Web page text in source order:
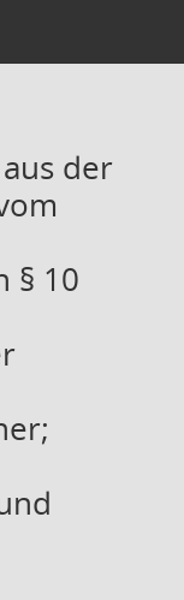
der
§ 10